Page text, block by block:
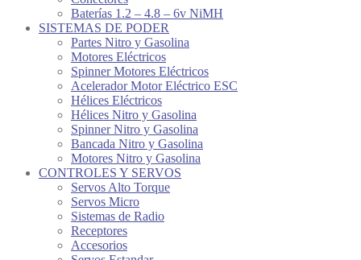
Baterías 1.2 – 4.8 – 6v NiMH
SISTEMAS DE PODER
Partes Nitro y Gasolina
Motores Eléctricos
Spinner Motores Eléctricos
Acelerador Motor Eléctrico ESC
Hélices Eléctricos
Hélices Nitro y Gasolina
Spinner Nitro y Gasolina
Bancada Nitro y Gasolina
Motores Nitro y Gasolina
CONTROLES Y SERVOS
Servos Alto Torque
Servos Micro
Sistemas de Radio
Receptores
Accesorios